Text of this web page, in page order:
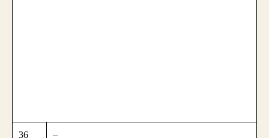
36 –